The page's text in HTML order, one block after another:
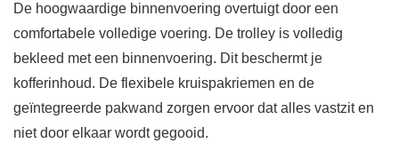
De hoogwaardige binnenvoering overtuigt door een
comfortabele volledige voering. De trolley is volledig
bekleed met een binnenvoering. Dit beschermt je
kofferinhoud. De flexibele kruispakriemen en de
geïntegreerde pakwand zorgen ervoor dat alles vastzit en
niet door elkaar wordt gegooid.